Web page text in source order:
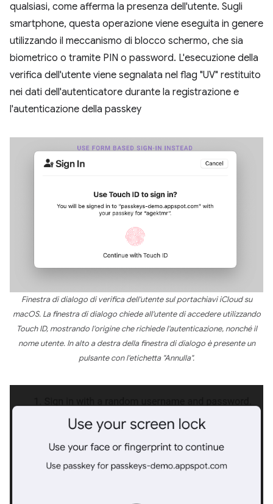
qualsiasi, come afferma la presenza dell'utente. Sugli
smartphone, questa operazione viene eseguita in genere
utilizzando il meccanismo di blocco schermo, che sia
biometrico o tramite PIN o password. L'esecuzione della
verifica dell'utente viene segnalata nel flag "UV" restituito
nei dati dell'autenticatore durante la registrazione e
l'autenticazione della passkey
Finestra di dialogo di verifica dell'utente sul portachiavi iCloud su
macOS. La finestra di dialogo chiede all'utente di accedere utilizzando
Touch ID, mostrando l'origine che richiede l'autenticazione, nonché il
nome utente. In alto a destra della finestra di dialogo è presente un
pulsante con l'etichetta "Annulla".